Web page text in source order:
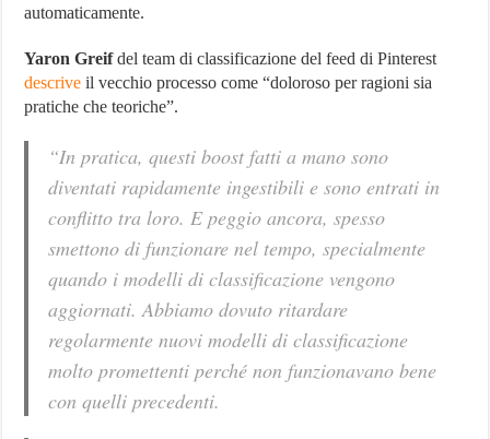
automaticamente.
Yaron Greifdel team di classificazione del feed di Pinterest
descrive il vecchio processo come “doloroso per ragioni sia
pratiche che teoriche”.
“In pratica, questi boost fatti a mano sono
diventati rapidamente ingestibili e sono entrati in
conflitto tra loro. E peggio ancora, spesso
smettono di funzionare nel tempo, specialmente
quando i modelli di classificazione vengono
aggiornati. Abbiamo dovuto ritardare
regolarmente nuovi modelli di classificazione
molto promettenti perché non funzionavano bene
con quelli precedenti.